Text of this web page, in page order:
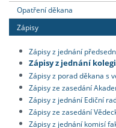
Opatření děkana
Zápisy
Zápisy z jednání
Zápisy z jednání
Zápisy z porad děkana s
Zápisy ze zasedání
Zápisy z jednání Ediční
Zápisy ze zasedání
Zápisy z jednání komisí